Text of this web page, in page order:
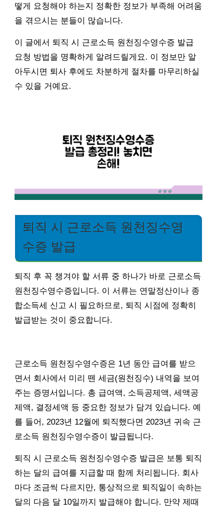
떻게 요청해야 하는지 정확한 정보가 부족해 어려움
을 겪으시는 분들이 많습니다.
이 글에서 퇴직 시 근로소득 원천징수영수증 발급
요청 방법을 명확하게 알려드릴게요. 이 정보만 알
아두시면 퇴사 후에도 차분하게 절차를 마무리하실
수 있을 거예요.
퇴직 시 근로소득 원천징수영
수증 발급
퇴직 후 꼭 챙겨야 할 서류 중 하나가 바로 근로소득
원천징수영수증입니다. 이 서류는 연말정산이나 종
합소득세 신고 시 필요하므로, 퇴직 시점에 정확히
발급받는 것이 중요합니다.
근로소득 원천징수영수증은 1년 동안 급여를 받으
면서 회사에서 미리 뗀 세금(원천징수) 내역을 보여
주는 증명서입니다. 총 급여액, 소득공제액, 세액공
제액, 결정세액 등 중요한 정보가 담겨 있습니다. 예
를 들어, 2023년 12월에 퇴직했다면 2023년 귀속 근
로소득 원천징수영수증이 발급됩니다.
퇴직 시 근로소득 원천징수영수증 발급은 보통 퇴직
하는 달의 급여를 지급할 때 함께 처리됩니다. 회사
마다 조금씩 다르지만, 통상적으로 퇴직일이 속하는
달의 다음 달 10일까지 발급해야 합니다. 만약 제때